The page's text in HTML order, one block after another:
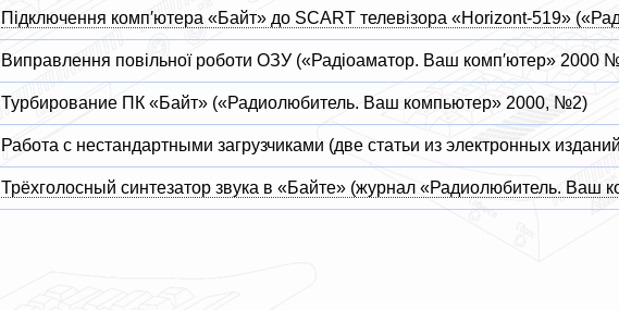
Підключення комп′ютера «Байт» до SCART телевізора «Horizont-519»
Виправлення повільної роботи ОЗУ («Радіоаматор. Ваш комп′ютер» 2000
Турбирование ПК «Байт» («Радиолюбитель. Ваш компьютер» 2000, №2)
Работа с нестандартными загрузчиками (две статьи из электронных
Трёхголосный синтезатор звука в «Байте» (журнал «Радиолюбитель. Ваш